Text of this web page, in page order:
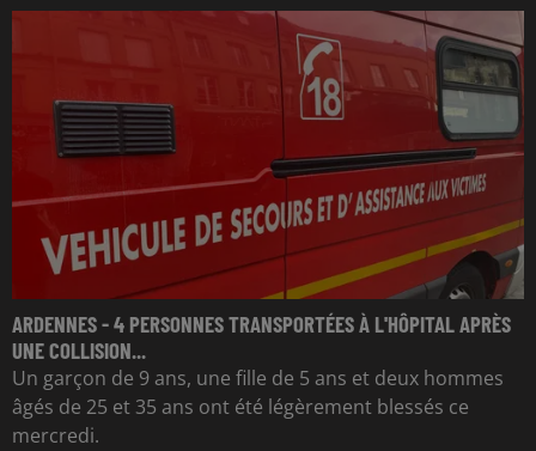
ARDENNES - 4 PERSONNES TRANSPORTÉES À L'HÔPITAL APRÈS
UNE COLLISION...
Un garçon de 9 ans, une fille de 5 ans et deux hommes
âgés de 25 et 35 ans ont été légèrement blessés ce
mercredi.